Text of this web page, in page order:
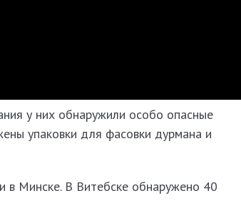
у них обнаружили особо опасные
упаковки для фасовки дурмана и
в Минске. В Витебске обнаружено 40